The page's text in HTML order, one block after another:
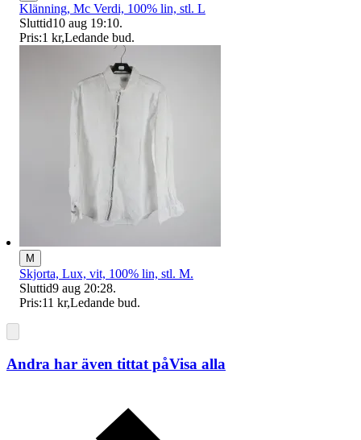
Klänning, Mc Verdi, 100% lin, stl. L
Sluttid10 aug 19:10.
Pris:1 kr,Ledande bud.
M
Skjorta, Lux, vit, 100% lin, stl. M.
Sluttid9 aug 20:28.
Pris:11 kr,Ledande bud.
Andra har även tittat påVisa alla